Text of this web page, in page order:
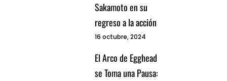
Sakamoto en su
regreso a la acción
16 octubre, 2024
El Arco de Egghead
se Toma una Pausa: